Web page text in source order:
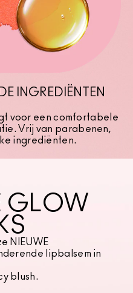
INGREDIËNTEN
voor een comfortabele
Vrij van parabenen,
ingrediënten.
GLOW
NIEUWE
lipbalsem in
blush.